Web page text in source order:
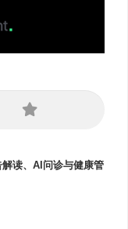
读、AI问诊与健康管